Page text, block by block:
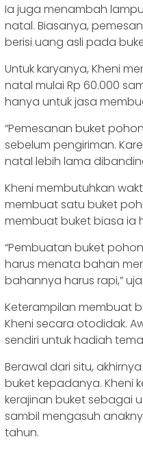
Ia juga menambah
natal. Biasanya,
berisi uang asli pada
Untuk karyanya, Kheni
natal mulai Rp 60.000
hanya untuk jasa
“Pemesanan buket
sebelum pengiriman.
natal lebih lama
Kheni membutuhkan
membuat satu buket
membuat buket biasa ia
“Pembuatan buket
harus menata bahan
bahannya harus rapi,”
Keterampilan membuat
Kheni secara otodidak.
sendiri untuk hadiah
Berawal dari situ,
buket kepadanya. Kheni
kerajinan buket sebagai
sambil mengasuh
tahun.